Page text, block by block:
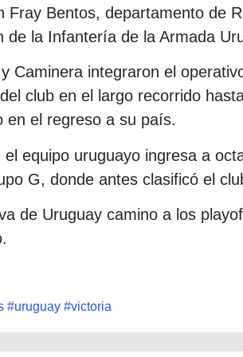
Fray Bentos, departamento de
de la Infantería de la Armada
Caminera integraron el
club en el largo recorrido
en el regreso a su país.
equipo uruguayo ingresa a
G, donde antes clasificó el
de Uruguay camino a los
#uruguay #victoria